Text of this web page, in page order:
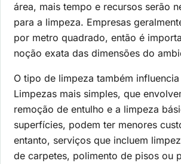
área, mais tempo e recursos serão
para a limpeza. Empresas
por metro quadrado, então é
noção exata das dimensões do
O tipo de limpeza também
Limpezas mais simples, que
remoção de entulho e a limpeza
superfícies, podem ter menores
entanto, serviços que incluem
de carpetes, polimento de pisos ou